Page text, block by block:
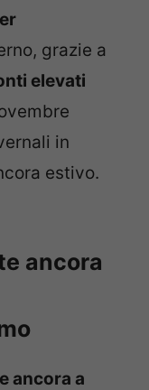
grazie a
elevati
in
estivo.
ancora
ancora a